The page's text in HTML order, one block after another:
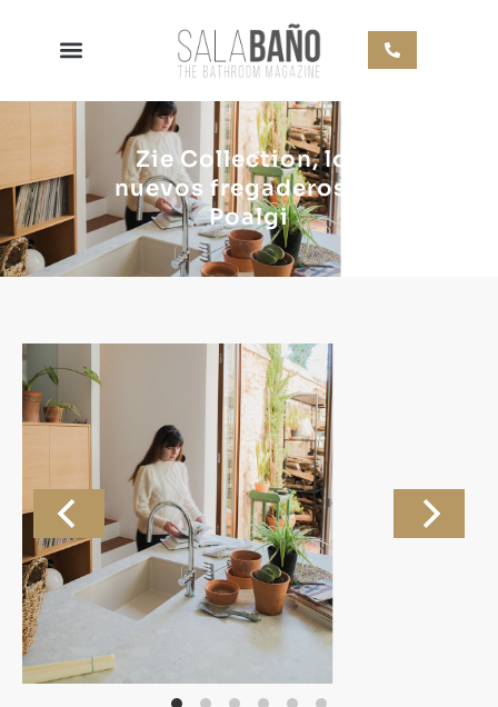
Zie Collection, los
nuevos fregaderos de
Poalgi